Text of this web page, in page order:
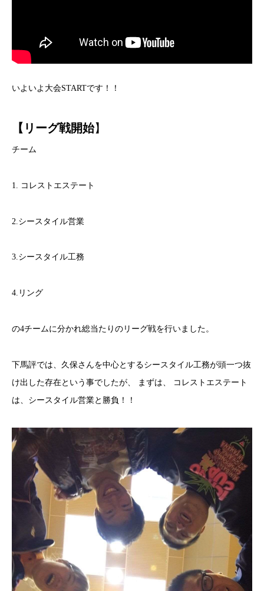
いよいよ大会STARTです！！
【リーグ戦開始】
チーム
1. コレストエステート
2.シースタイル営業
3.シースタイル工務
4.リング
の4チームに分かれ総当たりのリーグ戦を行いました。
下馬評では、久保さんを中心とするシースタイル工務が頭一つ抜
け出した存在という事でしたが、 まずは、 コレストエステート
は、シースタイル営業と勝負！！